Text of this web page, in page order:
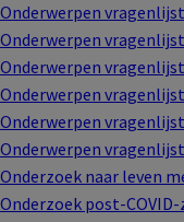
Onderwerpen
Onderwerpen
Onderwerpen vragenlijst
Onderwerpen vragenlijst
Onderwerpen vragenlijst
Onderwerpen vragenlijst
Onderzoek naar leven
Onderzoek post-